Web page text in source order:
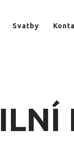
Svatby